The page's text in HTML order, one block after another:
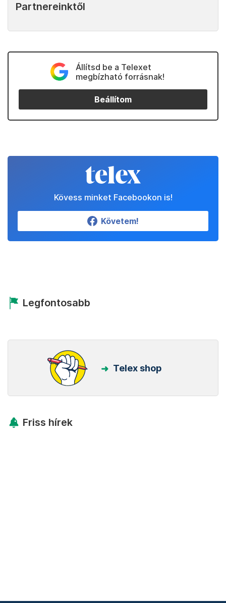
Partnereinktől
Állítsd be a Telexet
megbízható forrásnak!
Beállítom
Kövess minket Facebookon is!
Követem!
Legfontosabb
Telex shop
Friss hírek